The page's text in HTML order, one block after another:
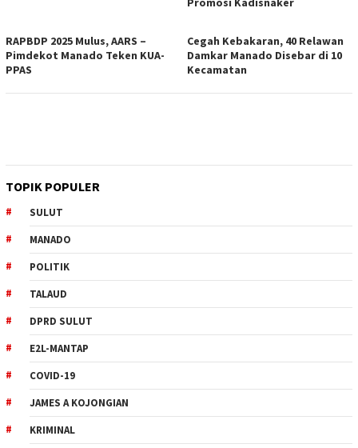
RAPBDP 2025 Mulus, AARS –
Pimdekot Manado Teken KUA-
PPAS
Cegah Kebakaran, 40 Relawan
Damkar Manado Disebar di 10
Kecamatan
TOPIK POPULER
SULUT
MANADO
POLITIK
TALAUD
DPRD SULUT
E2L-MANTAP
COVID-19
JAMES A KOJONGIAN
KRIMINAL